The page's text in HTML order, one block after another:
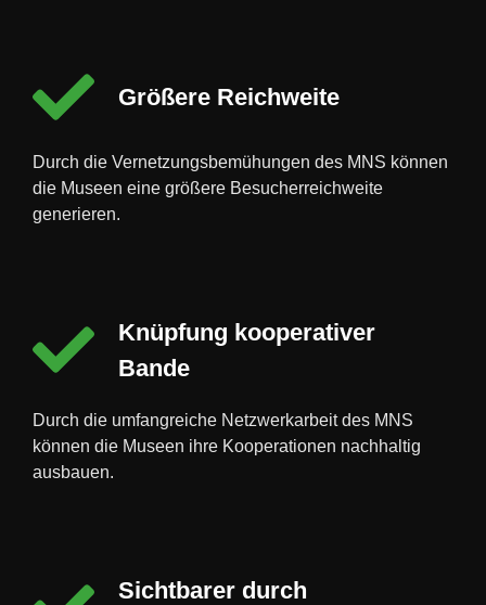
Größere Reichweite
Durch die Vernetzungsbemühungen des MNS können
die Museen eine größere Besucherreichweite
generieren.
Knüpfung kooperativer
Bande
Durch die umfangreiche Netzwerkarbeit des MNS
können die Museen ihre Kooperationen nachhaltig
ausbauen.
Sichtbarer durch